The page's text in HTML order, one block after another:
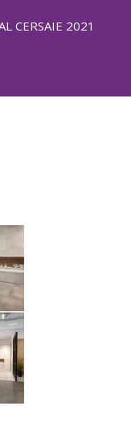
CERSAIE 2021